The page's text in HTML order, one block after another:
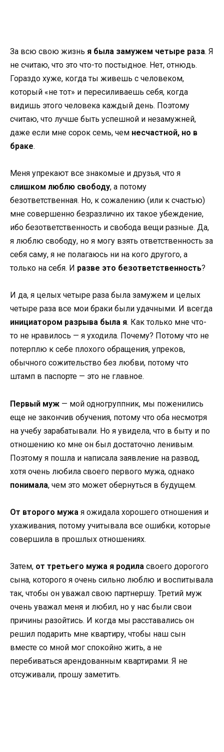
За всю свою жизнь я была замужем четыре раза. Я
не считаю, что это что-то постыдное. Нет, отнюдь.
Гораздо хуже, когда ты живешь с человеком,
который «не тот» и пересиливаешь себя, когда
видишь этого человека каждый день. Поэтому
считаю, что лучше быть успешной и незамужней,
даже если мне сорок семь, чем несчастной, но в
браке.
Меня упрекают все знакомые и друзья, что я
слишком люблю свободу, а потому
безответственная. Но, к сожалению (или к счастью)
мне совершенно безразлично их такое убеждение,
ибо безответственность и свобода вещи разные. Да,
я люблю свободу, но я могу взять ответственность за
себя саму, я не полагаюсь ни на кого другого, а
только на себя. И разве это безответственность?
И да, я целых четыре раза была замужем и целых
четыре раза все мои браки были удачными. И всегда
инициатором разрыва была я. Как только мне что-
то не нравилось — я уходила. Почему? Потому что не
потерплю к себе плохого обращения, упреков,
обычного сожительство без любви, потому что
штамп в паспорте — это не главное.
Первый муж — мой одногруппник, мы поженились
еще не закончив обучения, потому что оба несмотря
на учебу зарабатывали. Но я увидела, что в быту и по
отношению ко мне он был достаточно ленивым.
Поэтому я пошла и написала заявление на развод,
хотя очень любила своего первого мужа, однако
понимала, чем это может обернуться в будущем.
От второго мужа я ожидала хорошего отношения и
ухаживания, потому учитывала все ошибки, которые
совершила в прошлых отношениях.
Затем, от третьего мужа я родила своего дорогого
сына, которого я очень сильно люблю и воспитывала
так, чтобы он уважал свою партнершу. Третий муж
очень уважал меня и любил, но у нас были свои
причины разойтись. И когда мы расставались он
решил подарить мне квартиру, чтобы наш сын
вместе со мной мог спокойно жить, а не
перебиваться арендованным квартирами. Я не
отсуживали, прошу заметить.